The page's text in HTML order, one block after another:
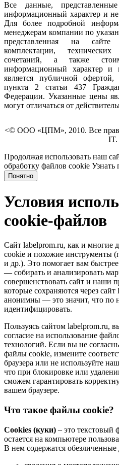
Все данные,
информационный характер и
Для более подробной
менеджерам компании по
представленная на сайте
комплектации,
сочетаний, а также
информационный характер
является публичной
пункта 2 статьи 437
Федерации. Указанные цены
могут отличаться от
<© ООО «ЦПМ», 2010. Все
IT.
Продолжая использовать наш
обработку файлов cookie Узнать
Понятно
Условия
cookie-файлов
Сайт labelprom.ru, как и многие
cookie и похожие инструменты
и др.). Это помогает вам
— собирать и анализировать
совершенствовать сайт и наши
которые сохраняются через
анонимны — это значит, что по
идентифицировать.
Пользуясь сайтом labelprom.ru,
согласие на использование
технологий. Если вы не
файлы cookie, измените
браузера или не используйте
что при блокировке или
сможем гарантировать
вашем браузере.
Что такое файлы cookie?
Cookies (куки) – это текстовый
остается на компьютере
В нем содержатся